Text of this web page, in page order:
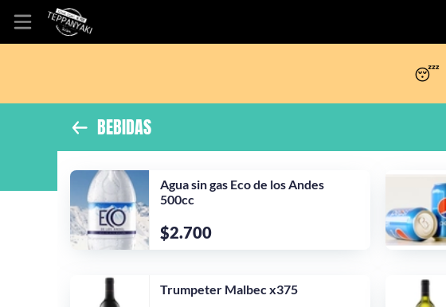
Ubicación
Sitio web
Instagram
😴
BEBIDAS
Agua sin gas Eco de los Andes
500cc
$2.700
Trumpeter Malbec x375